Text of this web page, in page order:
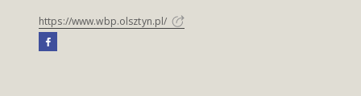
https://www.wbp.olsztyn.pl/